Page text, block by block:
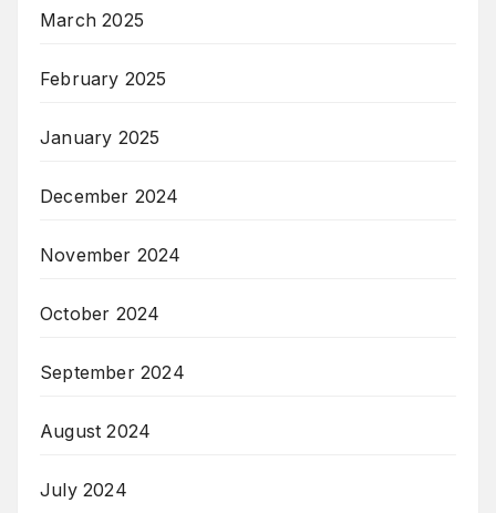
March 2025
February 2025
January 2025
December 2024
November 2024
October 2024
September 2024
August 2024
July 2024